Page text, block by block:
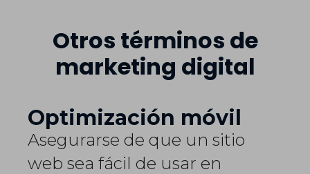
Otros términos de
marketing digital
Optimización móvil
Asegurarse de que un sitio
web sea fácil de usar en